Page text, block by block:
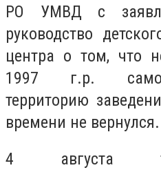
РО УМВД с
руководство
центра о том, что
1997 г.р.
территорию
времени не вернулся.
4 августа